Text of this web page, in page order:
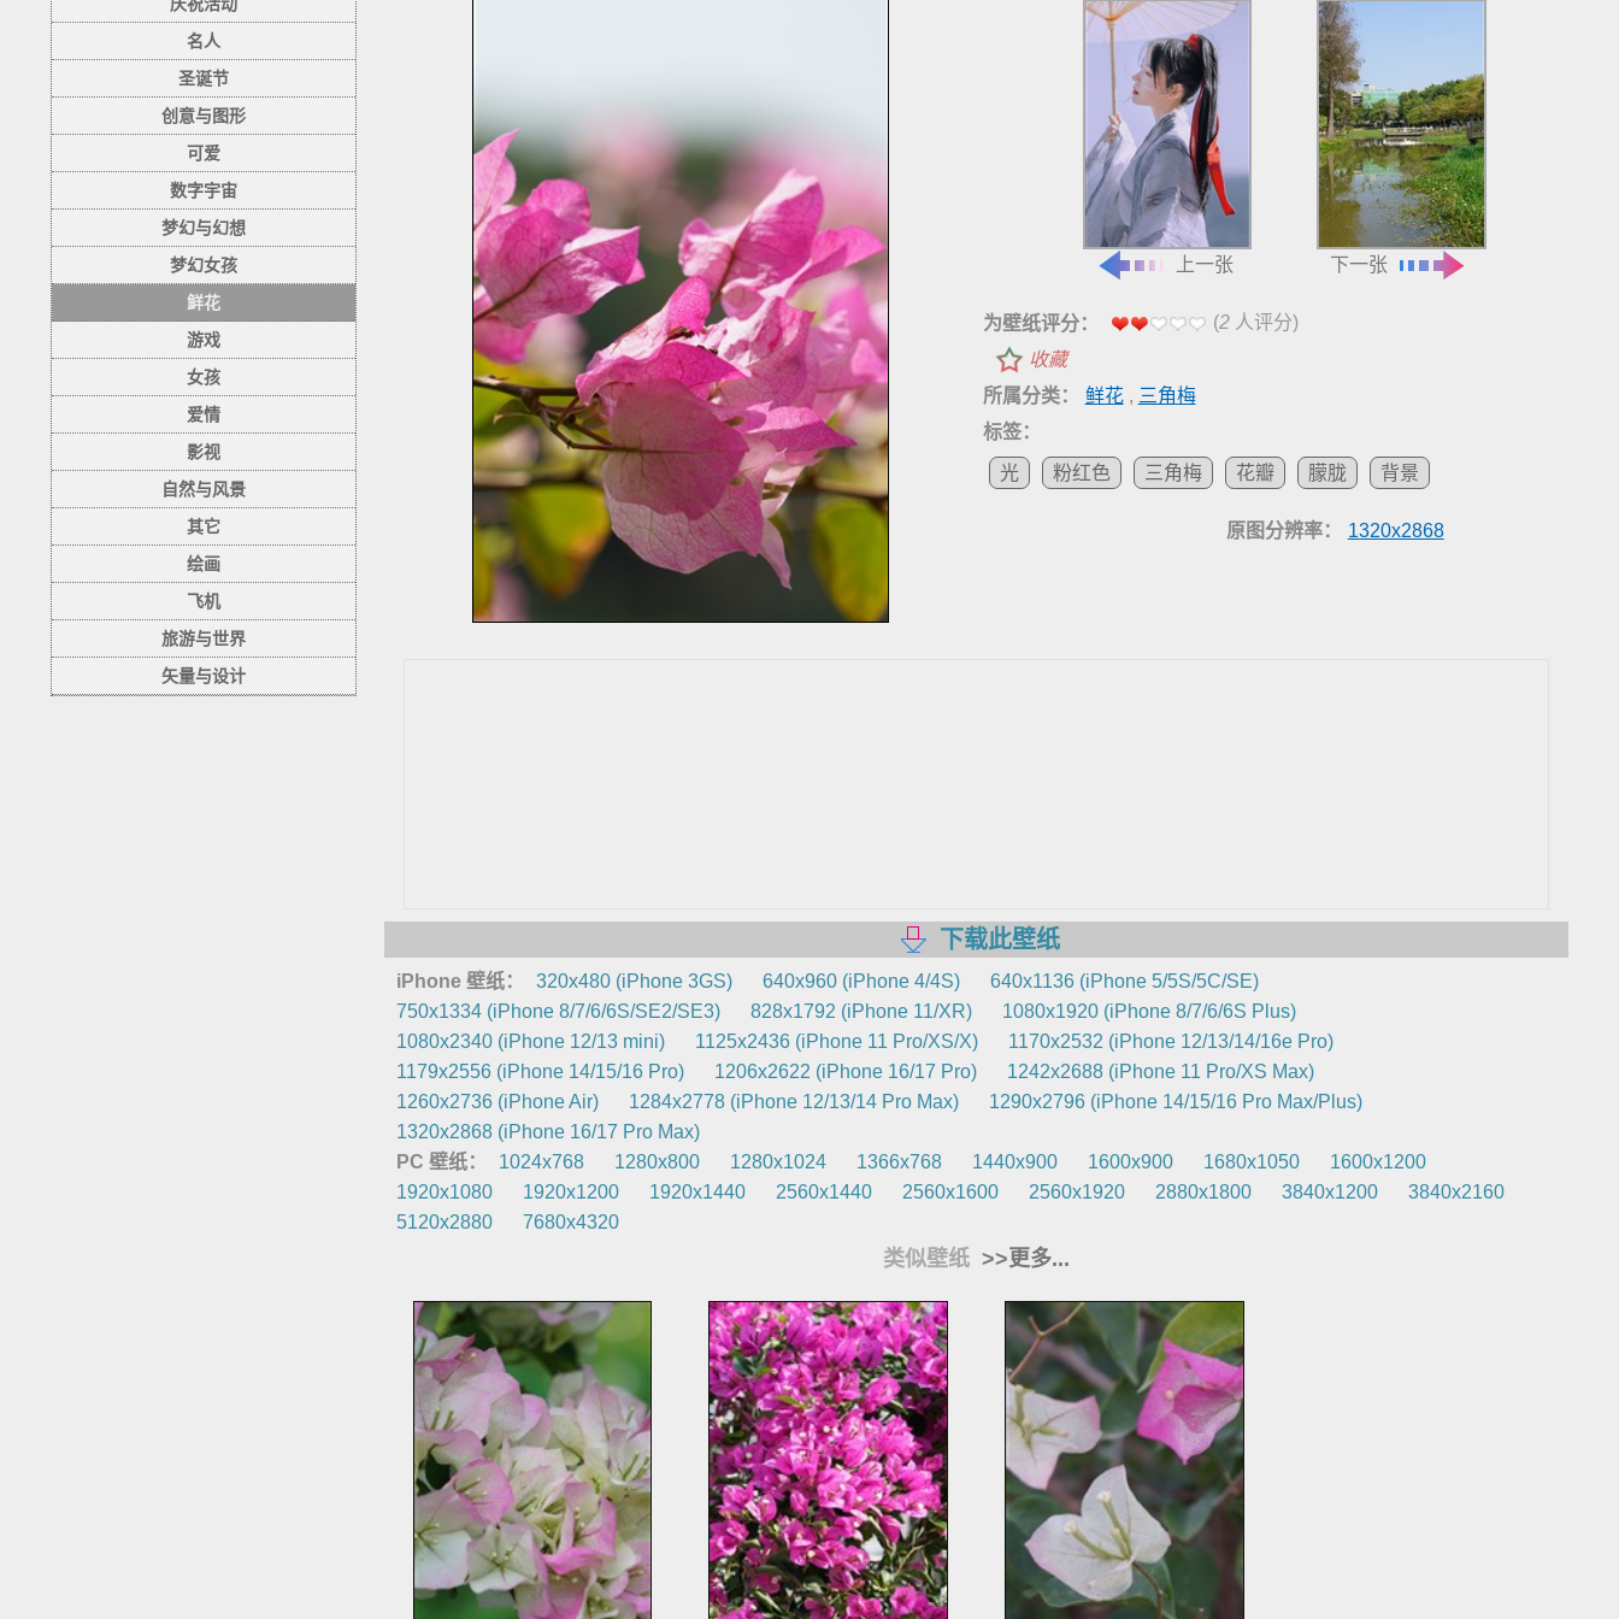
名人
圣诞节
创意与图形
可爱
数字宇宙
梦幻与幻想
梦幻女孩
鲜花
游戏
女孩
爱情
影视
自然与风景
其它
绘画
飞机
旅游与世界
矢量与设计
上一张 下一张
为壁纸评分： (2人评分)
收藏
所属分类：
鲜花, 三角梅
标签：
光
粉红色 三角梅 花瓣 朦胧 背景
原图分辨率： 1320x2868
下载此壁纸
iPhone 壁纸： 320x480 (iPhone 3GS) 640x960 (iPhone 4/4S)
640x1136 (iPhone 5/5S/5C/SE)
750x1334 (iPhone 8/7/6/6S/SE2/SE3)
828x1792 (iPhone 11/XR)
1080x1920 (iPhone 8/7/6/6S Plus)
1080x2340 (iPhone 12/13 mini)
1125x2436 (iPhone 11 Pro/XS/X)
1170x2532 (iPhone 12/13/14/16e Pro)
1179x2556 (iPhone 14/15/16 Pro)
1206x2622 (iPhone 16/17 Pro)
1242x2688 (iPhone 11 Pro/XS Max)
1260x2736 (iPhone Air)
1284x2778 (iPhone 12/13/14 Pro Max)
1290x2796 (iPhone 14/15/16 Pro Max/Plus)
1320x2868 (iPhone 16/17 Pro Max)
PC 壁纸：
1024x768 1280x800 1280x1024 1366x768 1440x900 1600x900 1680x1050
1600x1200
1920x1080
1920x1200 1920x1440 2560x1440 2560x1600 2560x1920 2880x1800 3840x1200
3840x2160
5120x2880
7680x4320
类似壁纸 >>更多...